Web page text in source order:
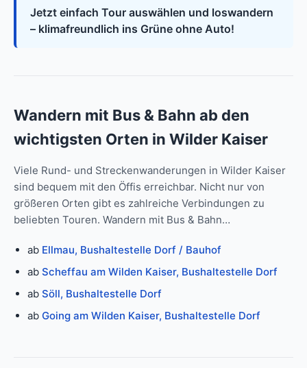
Jetzt einfach Tour auswählen und loswandern
– klimafreundlich ins Grüne ohne Auto!
Wandern mit Bus & Bahn ab den
wichtigsten Orten in Wilder Kaiser
Viele Rund- und Streckenwanderungen in Wilder Kaiser
sind bequem mit den Öffis erreichbar. Nicht nur von
größeren Orten gibt es zahlreiche Verbindungen zu
beliebten Touren. Wandern mit Bus & Bahn…
ab Ellmau, Bushaltestelle Dorf / Bauhof
ab Scheffau am Wilden Kaiser, Bushaltestelle Dorf
ab Söll, Bushaltestelle Dorf
ab Going am Wilden Kaiser, Bushaltestelle Dorf